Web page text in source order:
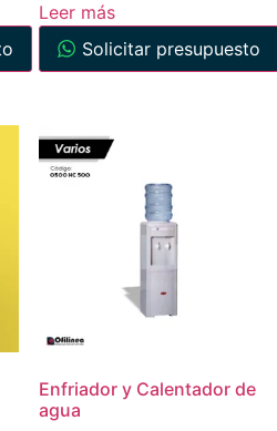
Leer más
Solicitar presupuesto
Enfriador y Calentador de
agua